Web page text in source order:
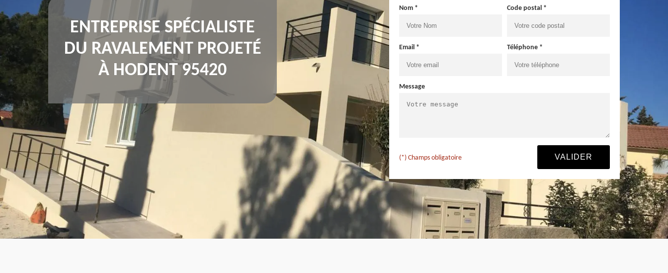
ENTREPRISE SPÉCIALISTE
DU RAVALEMENT PROJETÉ
À HODENT 95420
Nom * Code postal *
Email * Téléphone *
Message
(*) Champs obligatoire